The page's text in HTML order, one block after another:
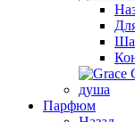
Парфюм